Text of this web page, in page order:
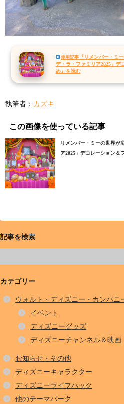
使用記事 『リメンバー・ミ
デ・ラ・ファミリア2025」デ
め』を読む
執筆者： カズキ
この画像を使っている記事
リメンバー・ミーの世界が
ア2025」デコレーション＆
記事を検索
カテゴリー
ウォルト・ディズニー・カンパニ
イベント
ディズニーグッズ
ディズニーチャンネル＆映画
お知らせ・その他
ディズニーキャラクター
ディズニーライフハック
他のテーマパーク